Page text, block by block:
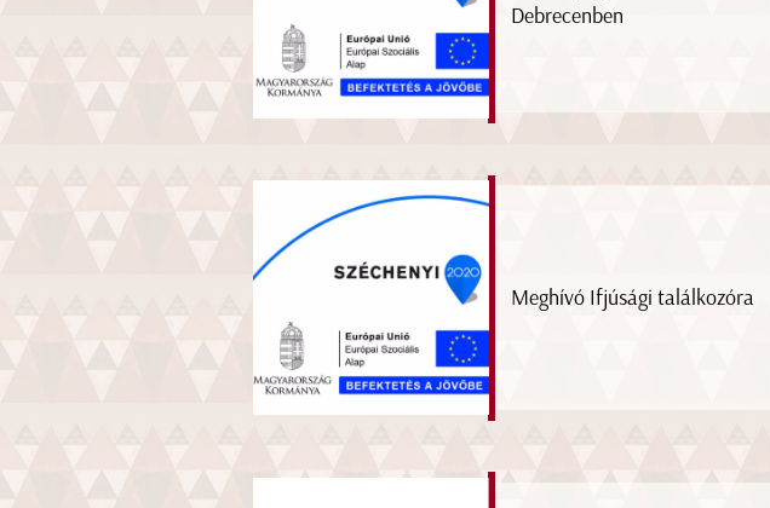
Debrecenben
Meghívó Ifjúsági találkozóra